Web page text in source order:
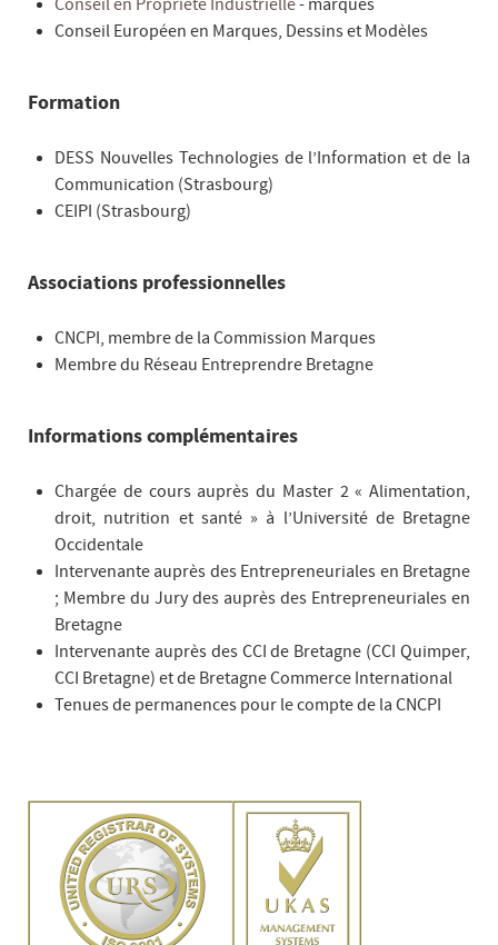
Conseil en Propriété Industrielle- marques
Conseil Européen en Marques, Dessins et Modèles
Formation
DESS Nouvelles Technologies de l’Information et de la
Communication (Strasbourg)
CEIPI (Strasbourg)
Associations professionnelles
CNCPI, membre de la Commission Marques
Membre du Réseau Entreprendre Bretagne
Informations complémentaires
Chargée de cours auprès du Master 2 « Alimentation,
droit, nutrition et santé » à l’Université de Bretagne
Occidentale
Intervenante auprès des Entrepreneuriales en Bretagne
; Membre du Jury des auprès des Entrepreneuriales en
Bretagne
Intervenante auprès des CCI de Bretagne (CCI Quimper,
CCI Bretagne) et de Bretagne Commerce International
Tenues de permanences pour le compte de la CNCPI